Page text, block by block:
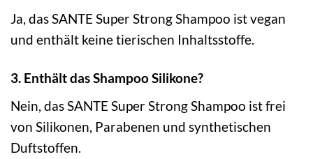
Ja, das SANTE Super Strong Shampoo ist vegan
und enthält keine tierischen Inhaltsstoffe.
3. Enthält das Shampoo Silikone?
Nein, das SANTE Super Strong Shampoo ist frei
von Silikonen, Parabenen und synthetischen
Duftstoffen.